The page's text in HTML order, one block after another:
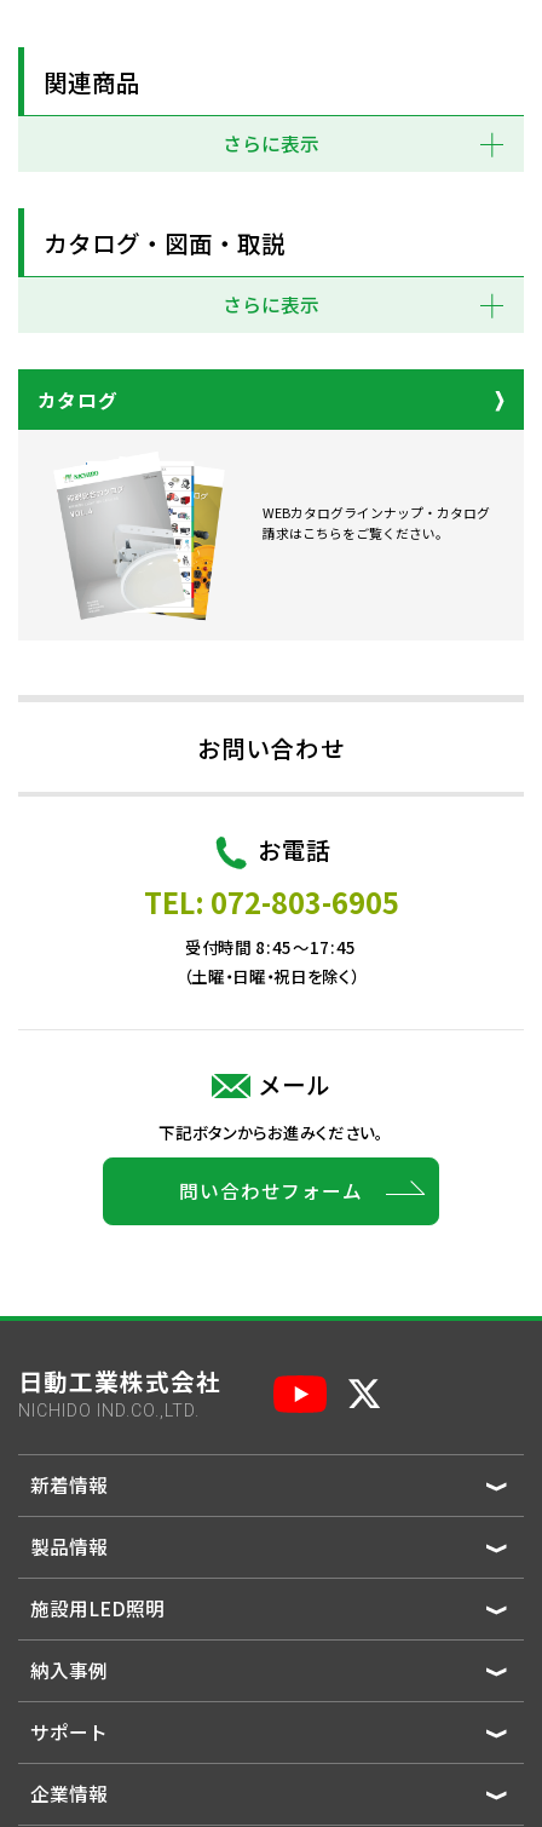
関連商品
さらに表示
カタログ・図面・取説
さらに表示
カタログ
WEBカタログラインナップ・カタログ
請求はこちらをご覧ください。
お問い合わせ
お電話
TEL: 072-803-6905
受付時間 8:45～17:45
（土曜・日曜・祝日を除く）
メール
下記ボタンからお進みください。
問い合わせフォーム
日動工業株式会社
NICHIDO IND.CO.,LTD.
新着情報
製品情報
施設用LED照明
納入事例
サポート
企業情報